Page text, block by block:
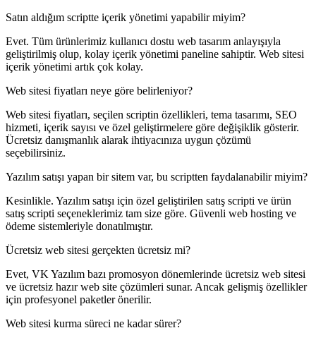
Satın aldığım scriptte içerik yönetimi yapabilir miyim?
Evet. Tüm ürünlerimiz kullanıcı dostu web tasarım anlayışıyla
geliştirilmiş olup, kolay içerik yönetimi paneline sahiptir. Web sitesi
içerik yönetimi artık çok kolay.
Web sitesi fiyatları neye göre belirleniyor?
Web sitesi fiyatları, seçilen scriptin özellikleri, tema tasarımı, SEO
hizmeti, içerik sayısı ve özel geliştirmelere göre değişiklik gösterir.
Ücretsiz danışmanlık alarak ihtiyacınıza uygun çözümü
seçebilirsiniz.
Yazılım satışı yapan bir sitem var, bu scriptten faydalanabilir miyim?
Kesinlikle. Yazılım satışı için özel geliştirilen satış scripti ve ürün
satış scripti seçeneklerimiz tam size göre. Güvenli web hosting ve
ödeme sistemleriyle donatılmıştır.
Ücretsiz web sitesi gerçekten ücretsiz mi?
Evet, VK Yazılım bazı promosyon dönemlerinde ücretsiz web sitesi
ve ücretsiz hazır web site çözümleri sunar. Ancak gelişmiş özellikler
için profesyonel paketler önerilir.
Web sitesi kurma süreci ne kadar sürer?